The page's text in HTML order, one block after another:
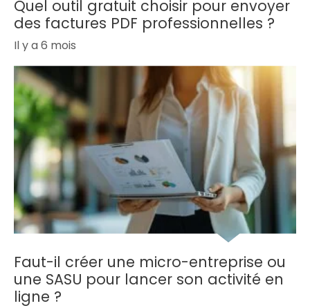
Quel outil gratuit choisir pour envoyer
des factures PDF professionnelles ?
Il y a 6 mois
Faut-il créer une micro-entreprise ou
une SASU pour lancer son activité en
ligne ?